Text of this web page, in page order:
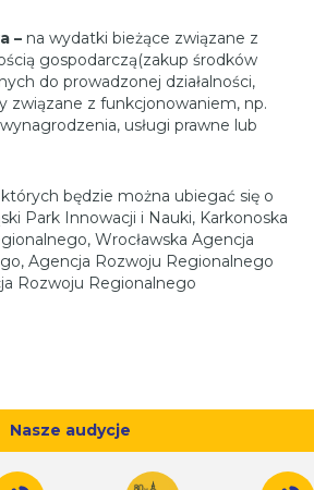
– na wydatki bieżące związane z
gospodarczą(zakup środków
do prowadzonej działalności,
związane z funkcjonowaniem, np.
usługi prawne lub
będzie można ubiegać się o
Park Innowacji i Nauki, Karkonoska
Wrocławska Agencja
Agencja Rozwoju Regionalnego
Rozwoju Regionalnego
Nasze audycje